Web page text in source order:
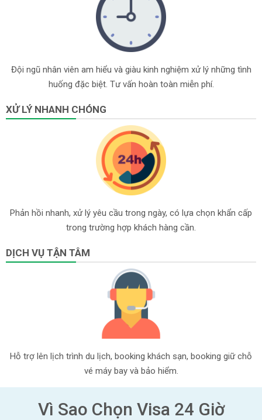
Đội ngũ nhân viên am hiểu và giàu kinh nghiệm xử lý những tình
huống đặc biệt. Tư vấn hoàn toàn miễn phí.
XỬ LÝ NHANH CHÓNG
Phản hồi nhanh, xử lý yêu cầu trong ngày, có lựa chọn khẩn cấp
trong trường hợp khách hàng cần.
DỊCH VỤ TẬN TÂM
Hỗ trợ lên lịch trình du lịch, booking khách sạn, booking giữ chỗ
vé máy bay và bảo hiểm.
Vì Sao Chọn Visa 24 Giờ